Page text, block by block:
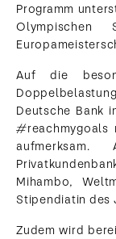
Programm
Olympischen
Auf die
Deutsche Bank
#reachmygoals
Mihambo,
Stipendiatin des
Zudem wird